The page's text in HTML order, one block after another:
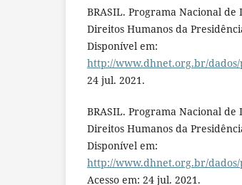
BRASIL. Programa Nacional de
Direitos Humanos da
Disponível em:
http://www.dhnet.org.br/
24 jul. 2021.
BRASIL. Programa Nacional de
Direitos Humanos da
Disponível em:
http://www.dhnet.org.br/dados/
Acesso em: 24 jul. 2021.